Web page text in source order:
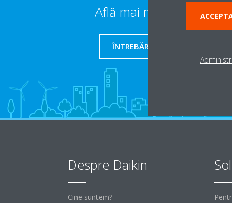
Află mai multe detalii
ÎNTREBĂRI FRECVENTE
Despre Daikin
Cine suntem?